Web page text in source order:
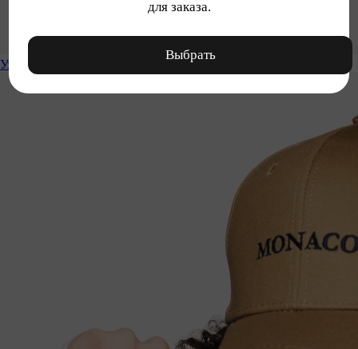
Уход
для заказа.
Выбрать